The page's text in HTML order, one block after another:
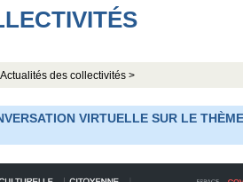
Actualités des collectivités >
VIRTUELLE SUR LE